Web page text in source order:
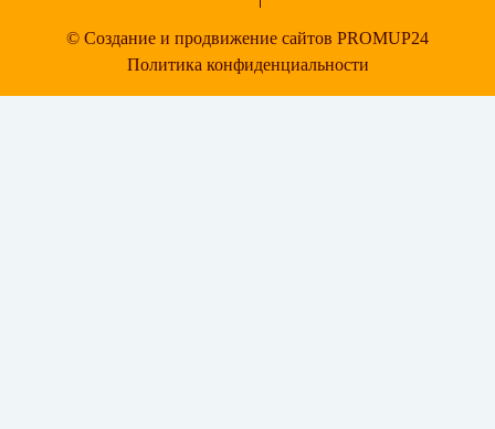
© Создание и продвижение сайтов PROMUP24
Политика конфиденциальности